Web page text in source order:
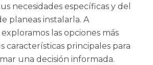
necesidades específicas y del
planeas instalarla. A
las opciones más
características principales para
una decisión informada.